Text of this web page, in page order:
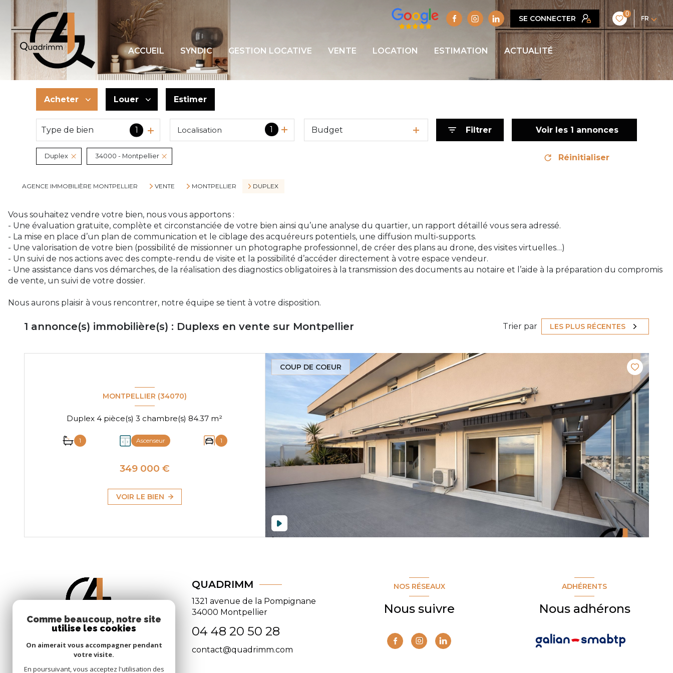
SE CONNECTER
0
FR
ACCUEIL SYNDIC GESTION LOCATIVE VENTE LOCATION ESTIMATION ACTUALITÉ
Acheter
De l'ancien
De l'immo pro
Louer
à l'année
Estimer
Type de bien 1 1
Localisation Budget Filtrer Voir les 1 annonces
Duplex 34000 - Montpellier Réinitialiser
AGENCE IMMOBILIÈRE MONTPELLIER VENTE MONTPELLIER DUPLEX
Vous souhaitez vendre votre bien, nous vous apportons :
- Une évaluation gratuite, complète et circonstanciée de votre bien ainsi qu’une analyse du quartier, un rapport détaillé vous sera adressé.
- La mise en place d’un plan de communication et le ciblage des acquéreurs potentiels, une diffusion multi-supports.
- Une valorisation de votre bien (possibilité de missionner un photographe professionnel, de créer des plans au drone, des visites virtuelles…)
- Un suivi de nos actions avec des compte-rendu de visite et la possibilité d’accéder directement à votre espace vendeur.
- Une assistance dans vos démarches, de la réalisation des diagnostics obligatoires à la transmission des documents au notaire et l’aide à la préparation du compromis
de vente, un suivi de votre dossier.
Nous aurons plaisir à vous rencontrer, notre équipe se tient à votre disposition.
1 annonce(s) immobilière(s) : Duplexs en vente sur Montpellier Trier par LES PLUS RÉCENTES
COUP DE COEUR
MONTPELLIER (34070)
Duplex 4 pièce(s) 3 chambre(s) 84.37 m²
1 Ascenseur 1
349 000 €
VOIR LE BIEN
QUADRIMM
1321 avenue de la Pompignane
34000 Montpellier
04 48 20 50 28
contact@quadrimm.com
NOS RÉSEAUX
Nous suivre
ADHÉRENTS
Nous adhérons
Comme beaucoup, notre site
utilise les cookies
On aimerait vous accompagner pendant
votre visite.
En poursuivant, vous acceptez l'utilisation des